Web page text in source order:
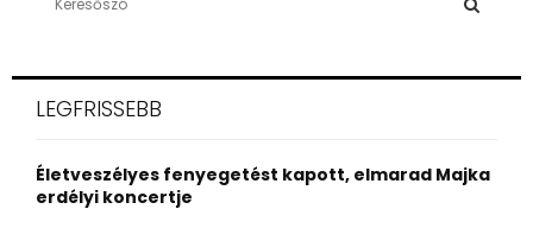
h
o
r
LEGFRISSEBB
Életveszélyes fenyegetést kapott, elmarad Majka
erdélyi koncertje